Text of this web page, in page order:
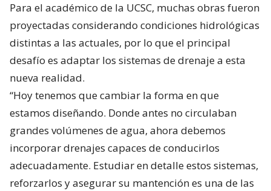
Para el académico de la UCSC, muchas obras fueron
proyectadas considerando condiciones hidrológicas
distintas a las actuales, por lo que el principal
desafío es adaptar los sistemas de drenaje a esta
nueva realidad.
“Hoy tenemos que cambiar la forma en que
estamos diseñando. Donde antes no circulaban
grandes volúmenes de agua, ahora debemos
incorporar drenajes capaces de conducirlos
adecuadamente. Estudiar en detalle estos sistemas,
reforzarlos y asegurar su mantención es una de las